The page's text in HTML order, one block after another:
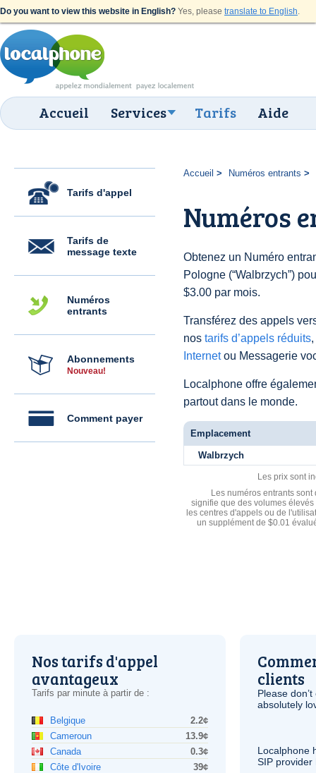
Do you want to view this website in English? Yes, please translate to English.
Accueil Services Tarifs Aide
Tarifs d'appel
Tarifs de
message texte
Numéros
entrants
Abonnements
Nouveau!
Comment payer
Accueil Numéros entrants
Numéros
Obtenez un Numéro
Pologne (“Walbrzych”)
$3.00 par mois.
Transférez des appels
nos tarifs d’appels réduits
Internetou Messagerie
Localphone offre
partout dans le monde.
Emplacement
Walbrzych
Les prix sont
Les numéros entrants
signifie que des volumes
les centres d'appels ou de
un supplément de $0.01
Nos tarifs d'appel
avantageux
Tarifs par minute à partir de :
Belgique
2.2¢
Cameroun
13.9¢
Canada
0.3¢
Côte d'Ivoire
39¢
clients
Please
absolutely
Localphone
SIP provider